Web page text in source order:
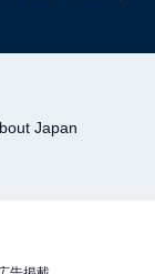
Japan